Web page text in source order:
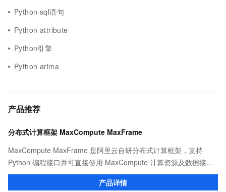
Python sql语句
Python attribute
Python引擎
Python arima
产品推荐
分布式计算框架 MaxCompute MaxFrame
MaxCompute MaxFrame 是阿里云自研分布式计算框架，支持
Python 编程接口并可直接使用 MaxCompute 计算资源及数据接
口，与 MaxCompute Notebook、镜像管理等功能共同构成
MaxCompute 完整 Python 开发生态。
产品详情